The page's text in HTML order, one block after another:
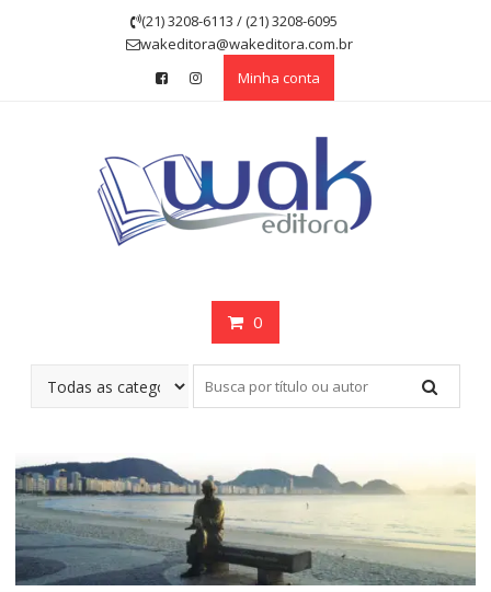
(21) 3208-6113 / (21) 3208-6095
wakeditora@wakeditora.com.br
Minha conta
0